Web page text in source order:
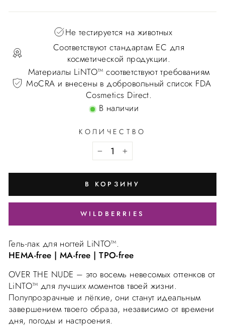
Не тестируется на животных
Соответствуют стандартам ЕС для
косметической продукции.
Материалы LiNTO™ соответствуют требованиям
MoCRA и внесены в добровольный список FDA
Cosmetics Direct.
В наличии
КОЛИЧЕСТВО
В КОРЗИНУ
WILDBERRIES
Гель-лак для ногтей LiNTO™.
HEMA-free | MA-free | TPO-free
OVER THE NUDE – это восемь невесомых оттенков от
LiNTO™ для лучших моментов твоей жизни.
Полупрозрачные и лёгкие, они станут идеальным
завершением твоего образа, независимо от времени
дня, погоды и настроения.